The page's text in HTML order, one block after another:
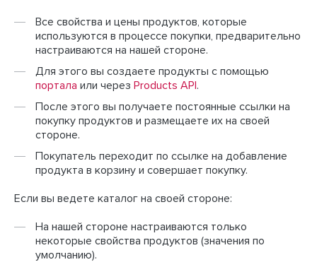
Все свойства и цены продуктов, которые
используются в процессе покупки, предварительно
настраиваются на нашей стороне.
Для этого вы создаете продукты с помощью
портала или через Products API .
После этого вы получаете постоянные ссылки на
покупку продуктов и размещаете их на своей
стороне.
Покупатель переходит по ссылке на добавление
продукта в корзину и совершает покупку.
Если вы ведете каталог на своей стороне:
На нашей стороне настраиваются только
некоторые свойства продуктов (значения по
умолчанию).